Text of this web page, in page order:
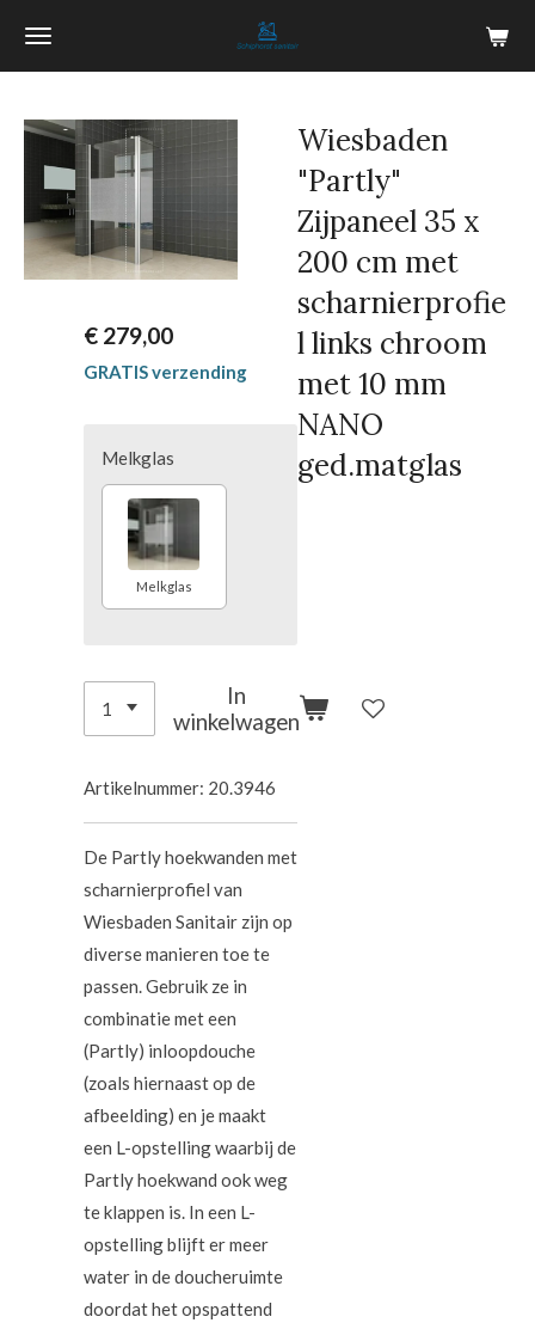
Ga
de
hoofdinhoud
Wiesbaden
"Partly"
Zijpaneel 35 x
200 cm met
scharnierprofie
l links chroom
met 10 mm
NANO
ged.matglas
€ 279,00
GRATIS verzending
Melkglas
Melkglas
In
winkelwagen
Artikelnummer: 20.3946
De Partly hoekwanden met
scharnierprofiel van
Wiesbaden Sanitair zijn op
diverse manieren toe te
passen. Gebruik ze in
combinatie met een
(Partly) inloopdouche
(zoals hiernaast op de
afbeelding) en je maakt
een L-opstelling waarbij de
Partly hoekwand ook weg
te klappen is. In een L-
opstelling blijft er meer
water in de doucheruimte
doordat het opspattend